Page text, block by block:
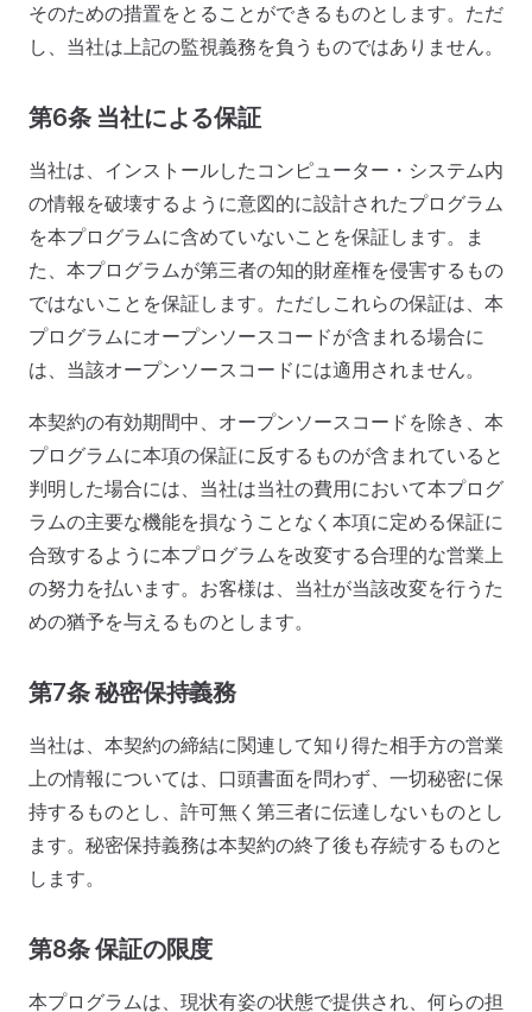
そのための措置をとることができるものとします。ただ
し、当社は上記の監視義務を負うものではありません。
第6条 当社による保証
当社は、インストールしたコンピューター・システム内
の情報を破壊するように意図的に設計されたプログラム
を本プログラムに含めていないことを保証します。ま
た、本プログラムが第三者の知的財産権を侵害するもの
ではないことを保証します。ただしこれらの保証は、本
プログラムにオープンソースコードが含まれる場合に
は、当該オープンソースコードには適用されません。
本契約の有効期間中、オープンソースコードを除き、本
プログラムに本項の保証に反するものが含まれていると
判明した場合には、当社は当社の費用において本プログ
ラムの主要な機能を損なうことなく本項に定める保証に
合致するように本プログラムを改変する合理的な営業上
の努力を払います。お客様は、当社が当該改変を行うた
めの猶予を与えるものとします。
第7条 秘密保持義務
当社は、本契約の締結に関連して知り得た相手方の営業
上の情報については、口頭書面を問わず、一切秘密に保
持するものとし、許可無く第三者に伝達しないものとし
ます。秘密保持義務は本契約の終了後も存続するものと
します。
第8条 保証の限度
本プログラムは、現状有姿の状態で提供され、何らの担